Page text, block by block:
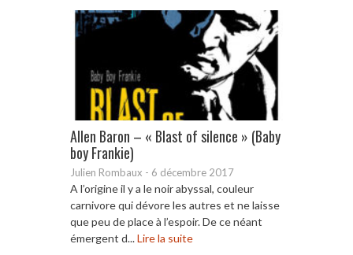
Allen Baron – « Blast of silence » (Baby
boy Frankie)
Julien Rombaux - 6 décembre 2017
A l’origine il y a le noir abyssal, couleur
carnivore qui dévore les autres et ne laisse
que peu de place à l’espoir. De ce néant
émergent d...Lire la suite